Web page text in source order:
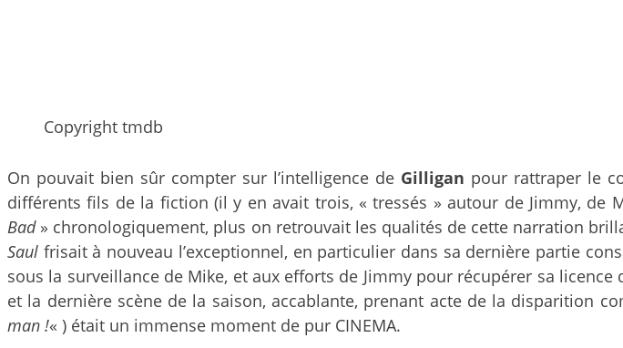
Copyright tmdb
On pouvait bien sûr compter sur l’intelligence de Gilligan pour rattraper le
différents fils de la fiction (il y en avait trois, « tressés » autour de Jimmy, de
Bad» chronologiquement, plus on retrouvait les qualités de cette narration
Saul frisait à nouveau l’exceptionnel, en particulier dans sa dernière partie
sous la surveillance de Mike, et aux efforts de Jimmy pour récupérer sa
et la dernière scène de la saison, accablante, prenant acte de la disparition
man !« ) était un immense moment de pur CINEMA.